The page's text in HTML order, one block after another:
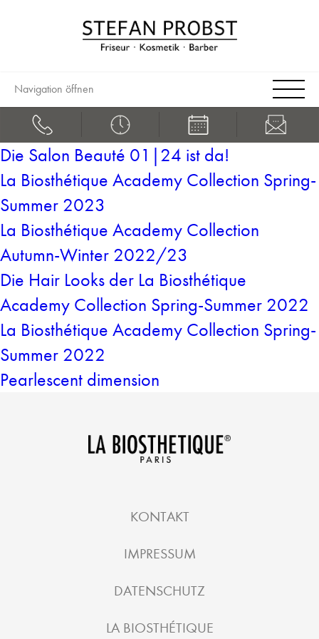
Navigation öffnen
Die Salon Beauté 01|24 ist da!
La Biosthétique Academy Collection Spring-
Summer 2023
La Biosthétique Academy Collection
Autumn-Winter 2022/23
Die Hair Looks der La Biosthétique
Academy Collection Spring-Summer 2022
La Biosthétique Academy Collection Spring-
Summer 2022
Pearlescent dimension
KONTAKT
IMPRESSUM
DATENSCHUTZ
LA BIOSTHÉTIQUE